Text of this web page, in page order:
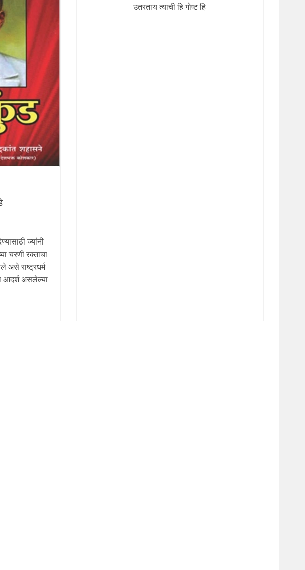
ज्यांनी
चरणी रक्ताचा
असे राष्ट्रधर्म
आदर्श असलेल्या
उतरताय त्याची हि गोष्ट हि